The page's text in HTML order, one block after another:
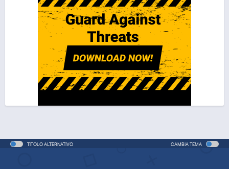
TITOLO ALTERNATIVO CAMBIA TEMA